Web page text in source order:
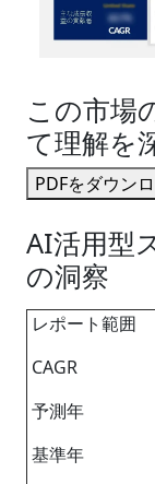
この市場
て理解を
PDFをダウン
AI活用型
の洞察
レポート範囲
CAGR
予測年
基準年